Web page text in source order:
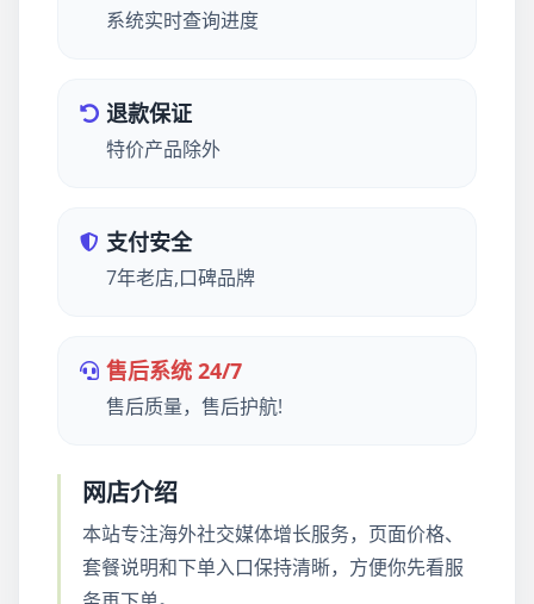
系统实时查询进度
退款保证
特价产品除外
支付安全
7年老店,口碑品牌
售后系统 24/7
售后质量，售后护航!
网店介绍
本站专注海外社交媒体增长服务，页面价格、
套餐说明和下单入口保持清晰，方便你先看服